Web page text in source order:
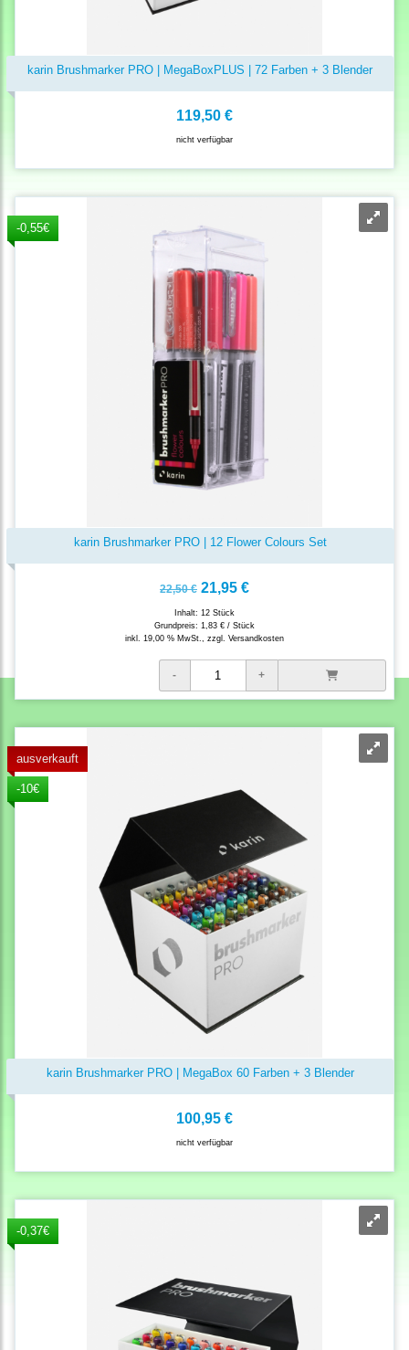
karin Brushmarker PRO | MegaBoxPLUS | 72 Farben + 3 Blender
119,50 €
nicht verfügbar
-0,55€
karin Brushmarker PRO | 12 Flower Colours Set
22,50 € 21,95 €
Inhalt: 12 Stück
Grundpreis: 1,83 € / Stück
inkl. 19,00 % MwSt., zzgl. Versandkosten
ausverkauft
-10€
karin Brushmarker PRO | MegaBox 60 Farben + 3 Blender
100,95 €
nicht verfügbar
-0,37€